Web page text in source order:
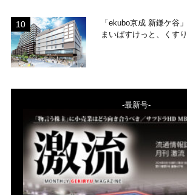
「ekubo京成 新鎌ケ谷
まいばすけっと、くす
-最新号-